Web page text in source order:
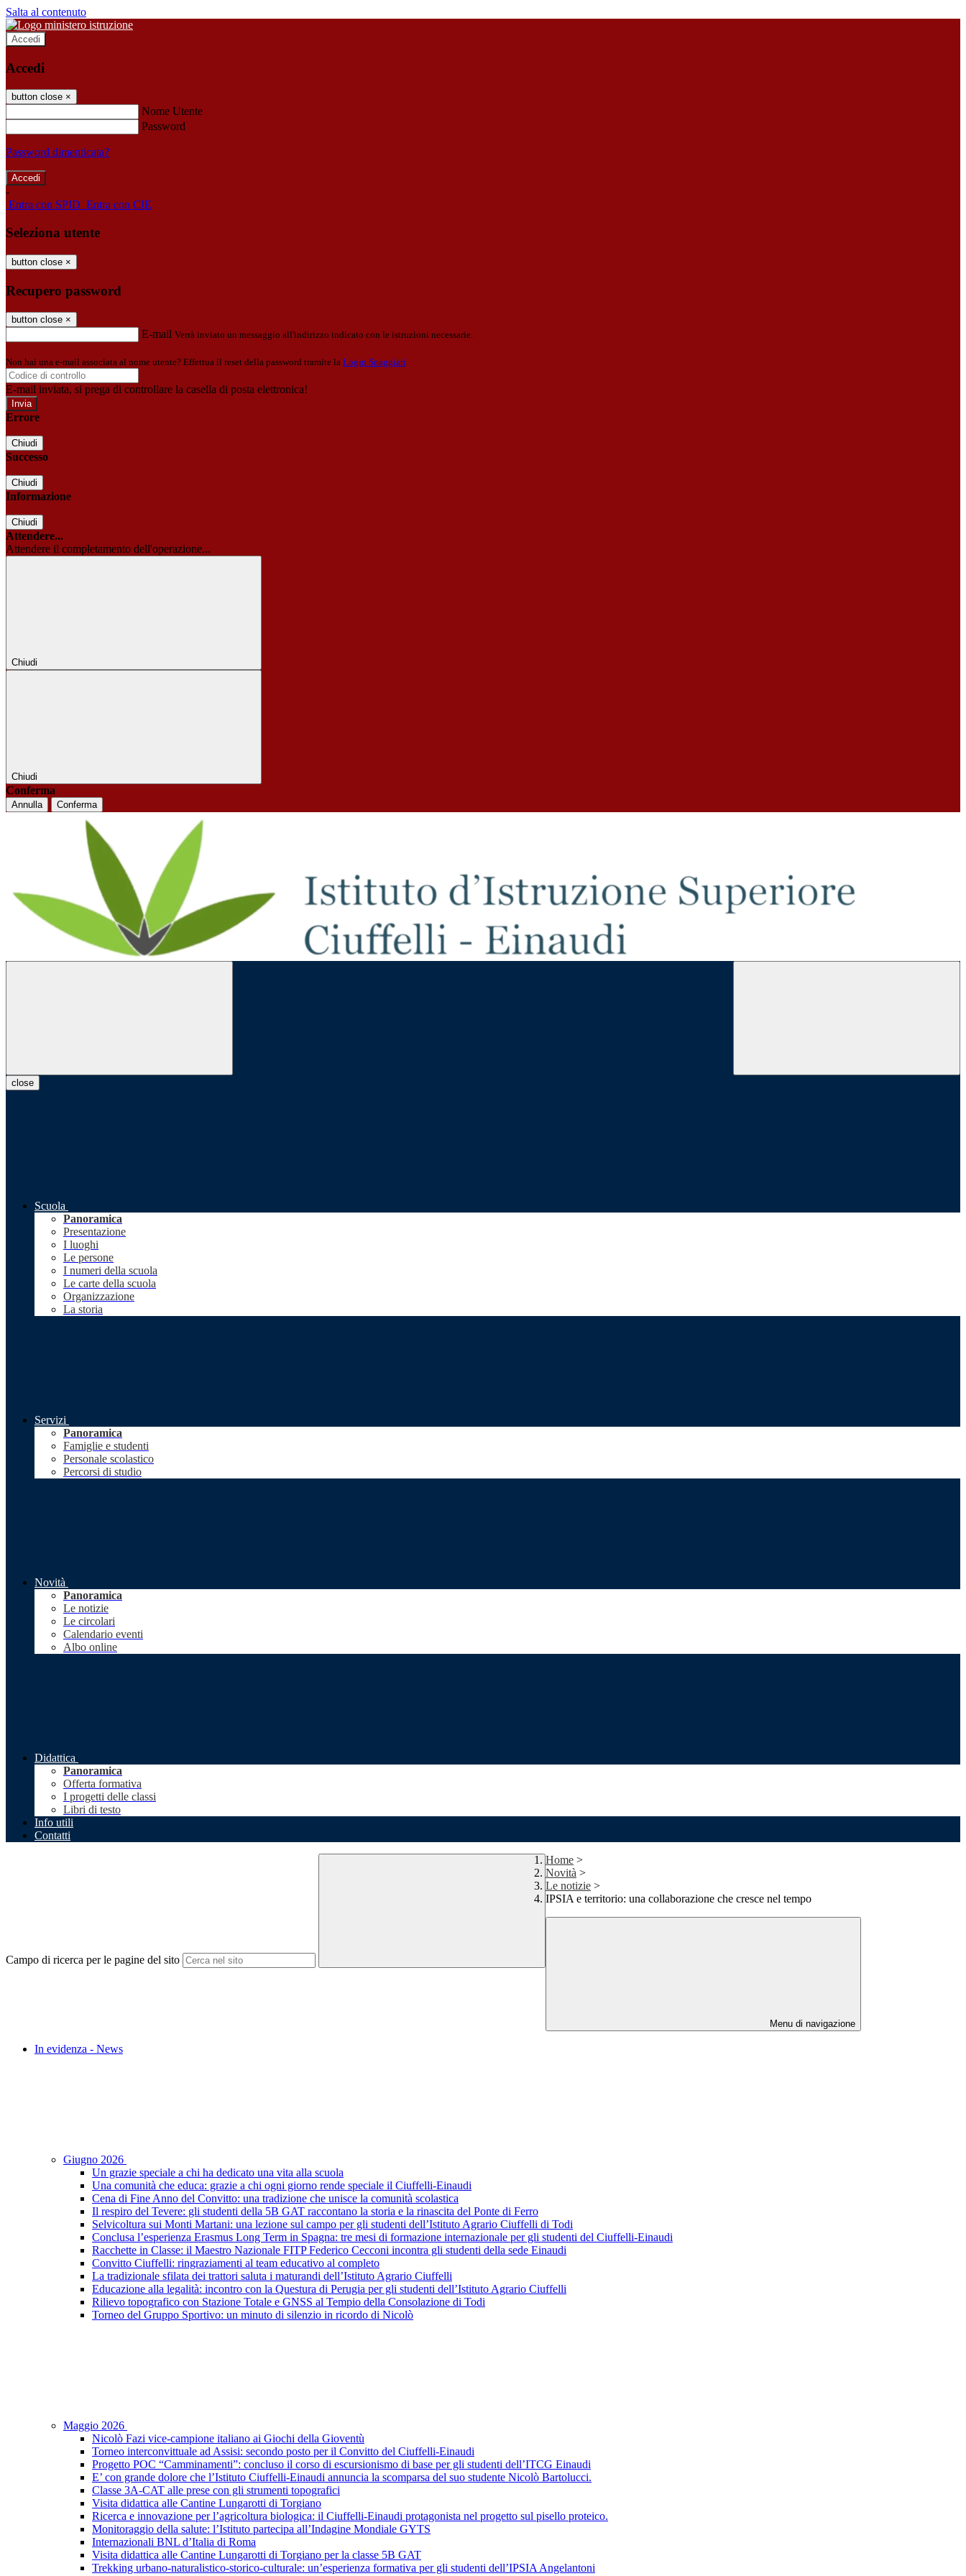
Salta al contenuto
Accedi
Accedi
button close ×
Nome Utente
Password
Password dimenticata?
-
Entra con SPID Entra con CIE
Seleziona utente
button close ×
Recupero password
button close ×
E-mail Verrà inviato un messaggio all'indirizzo indicato con le istruzioni necessarie.
Non hai una e-mail associata al nome utente? Effettua il reset della password tramite la Login Spaggiari
E-mail inviata, si prega di controllare la casella di posta elettronica!
Errore
Chiudi
Successo
Chiudi
Informazione
Chiudi
Attendere...
Attendere il completamento dell'operazione...
Chiudi
Chiudi
Conferma
Annulla Conferma
close
Scuola
Panoramica
Presentazione
I luoghi
Le persone
I numeri della scuola
Le carte della scuola
Organizzazione
La storia
Servizi
Panoramica
Famiglie e studenti
Personale scolastico
Percorsi di studio
Novità
Panoramica
Le notizie
Le circolari
Calendario eventi
Albo online
Didattica
Panoramica
Offerta formativa
I progetti delle classi
Libri di testo
Info utili
Contatti
Campo di ricerca per le pagine del sito
Home >
Novità >
Le notizie >
IPSIA e territorio: una collaborazione che cresce nel tempo
Menu di navigazione
In evidenza - News
Giugno 2026
Un grazie speciale a chi ha dedicato una vita alla scuola
Una comunità che educa: grazie a chi ogni giorno rende speciale il Ciuffelli-Einaudi
Cena di Fine Anno del Convitto: una tradizione che unisce la comunità scolastica
Il respiro del Tevere: gli studenti della 5B GAT raccontano la storia e la rinascita del Ponte di Ferro
Selvicoltura sui Monti Martani: una lezione sul campo per gli studenti dell’Istituto Agrario Ciuffelli di Todi
Conclusa l’esperienza Erasmus Long Term in Spagna: tre mesi di formazione internazionale per gli studenti del Ciuffelli-Einaudi
Racchette in Classe: il Maestro Nazionale FITP Federico Cecconi incontra gli studenti della sede Einaudi
Convitto Ciuffelli: ringraziamenti al team educativo al completo
La tradizionale sfilata dei trattori saluta i maturandi dell’Istituto Agrario Ciuffelli
Educazione alla legalità: incontro con la Questura di Perugia per gli studenti dell’Istituto Agrario Ciuffelli
Rilievo topografico con Stazione Totale e GNSS al Tempio della Consolazione di Todi
Torneo del Gruppo Sportivo: un minuto di silenzio in ricordo di Nicolò
Maggio 2026
Nicolò Fazi vice-campione italiano ai Giochi della Gioventù
Torneo interconvittuale ad Assisi: secondo posto per il Convitto del Ciuffelli-Einaudi
Progetto POC “Camminamenti”: concluso il corso di escursionismo di base per gli studenti dell’ITCG Einaudi
E’ con grande dolore che l’Istituto Ciuffelli-Einaudi annuncia la scomparsa del suo studente Nicolò Bartolucci.
Classe 3A-CAT alle prese con gli strumenti topografici
Visita didattica alle Cantine Lungarotti di Torgiano
Ricerca e innovazione per l’agricoltura biologica: il Ciuffelli-Einaudi protagonista nel progetto sul pisello proteico.
Monitoraggio della salute: l’Istituto partecipa all’Indagine Mondiale GYTS
Internazionali BNL d’Italia di Roma
Visita didattica alle Cantine Lungarotti di Torgiano per la classe 5B GAT
Trekking urbano-naturalistico-storico-culturale: un’esperienza formativa per gli studenti dell’IPSIA Angelantoni